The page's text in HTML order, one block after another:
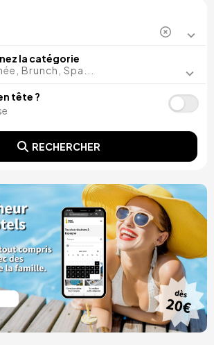
la catégorie
Brunch, Spa...
tête ?
RECHERCHER